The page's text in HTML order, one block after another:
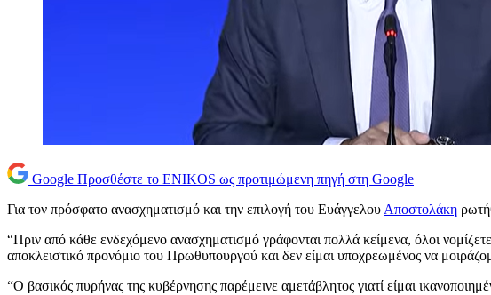
Google Προσθέστε το ENIKOS ως προτιμώμενη πηγή στη Google
Για τον πρόσφατο ανασχηματισμό και την επιλογή του Ευάγγελου Αποστολάκη
“Πριν από κάθε ενδεχόμενο ανασχηματισμό γράφονται πολλά κείμενα, όλοι
αποκλειστικό προνόμιο του Πρωθυπουργού και δεν είμαι υποχρεωμένος να
“Ο βασικός πυρήνας της κυβέρνησης παρέμεινε αμετάβλητος γιατί είμαι